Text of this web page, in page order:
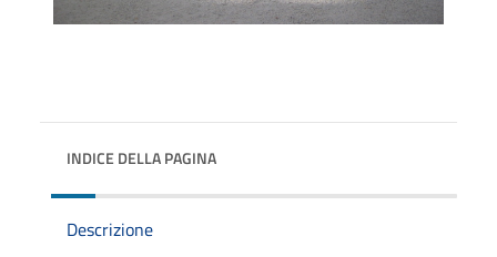
INDICE DELLA PAGINA
Descrizione